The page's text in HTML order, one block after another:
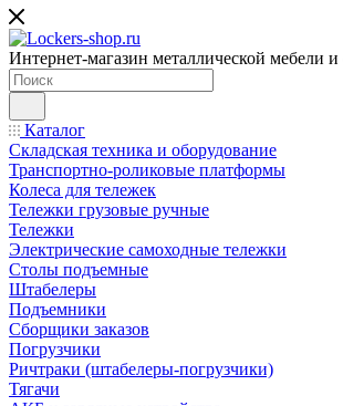
Интернет-магазин металлической мебели и
Каталог
Складская техника и оборудование
Транспортно-роликовые платформы
Колеса для тележек
Тележки грузовые ручные
Тележки
Электрические самоходные тележки
Столы подъемные
Штабелеры
Подъемники
Сборщики заказов
Погрузчики
Ричтраки (штабелеры-погрузчики)
Тягачи